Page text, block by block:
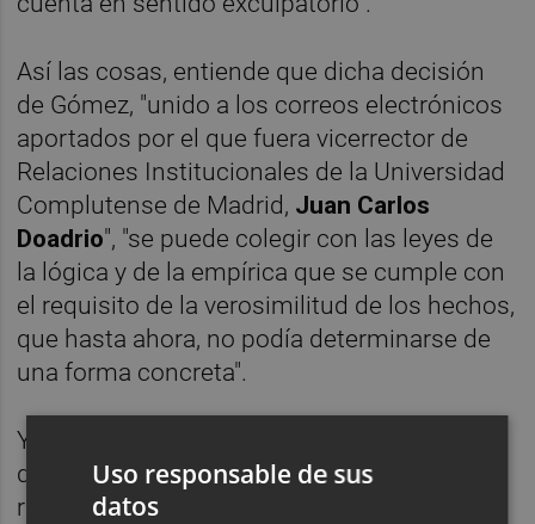
Así las cosas, entiende que dicha decisión
de Gómez, "unido a los correos electrónicos
aportados por el que fuera vicerrector de
Relaciones Institucionales de la Universidad
Complutense de Madrid, Juan Carlos
Doadrio", "se puede colegir con las leyes de
la lógica y de la empírica que se cumple con
el requisito de la verosimilitud de los hechos,
que hasta ahora, no podía determinarse de
una forma concreta".
Y sostiene que, de los interrogatorios y
dichos correos, se aprecian "indicios
racionales, fundados y sólidos de la
Uso responsable de sus
datos